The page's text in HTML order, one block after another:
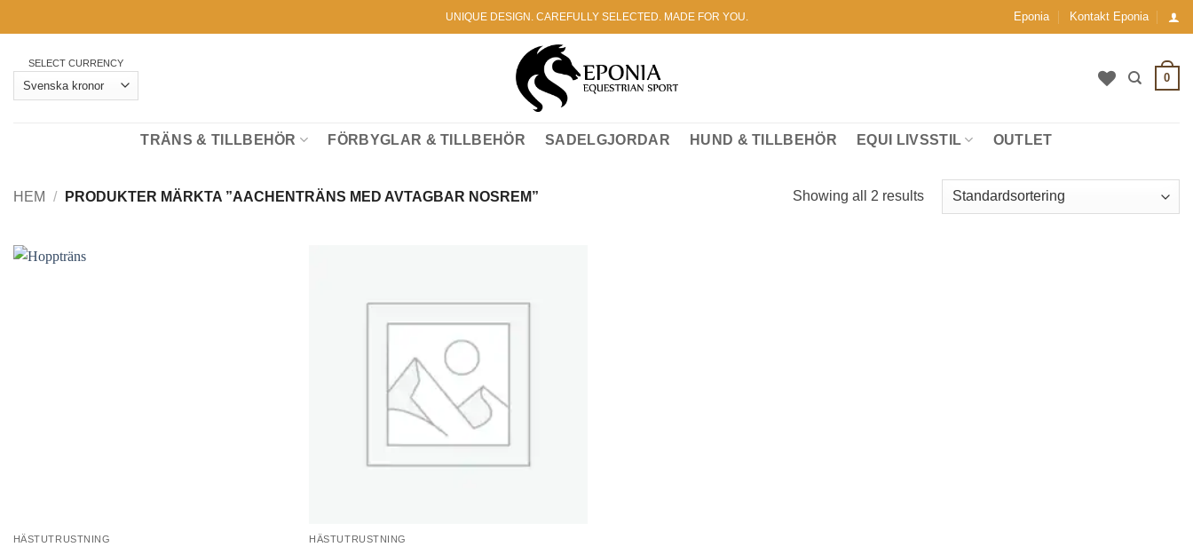
to
UNIQUE DESIGN. CAREFULLY SELECTED. MADE FOR YOU. Eponia Kontakt Eponia
SELECT CURRENCY
0
TRÄNS & TILLBEHÖR FÖRBYGLAR & TILLBEHÖR SADELGJORDAR HUND & TILLBEHÖR EQUI LIVSSTIL OUTLET
HEM / PRODUKTER MÄRKTA ”AACHENTRÄNS MED AVTAGBAR NOSREM” Showing all 2 results
HÄSTUTRUSTNING
önskelistan
HÄSTUTRUSTNING